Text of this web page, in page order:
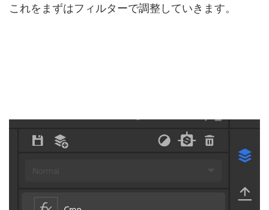
これをまずはフィルターで調整していきます。